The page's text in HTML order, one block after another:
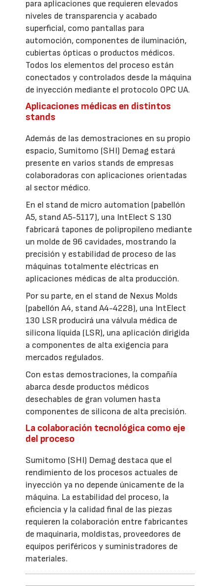
para aplicaciones que requieren elevados
niveles de transparencia y acabado
superficial, como pantallas para
automoción, componentes de iluminación,
cubiertas ópticas o productos médicos.
Todos los elementos del proceso están
conectados y controlados desde la máquina
de inyección mediante el protocolo OPC UA.
Aplicaciones médicas en distintos
stands
Además de las demostraciones en su propio
espacio, Sumitomo (SHI) Demag estará
presente en varios stands de empresas
colaboradoras con aplicaciones orientadas
al sector médico.
En el stand de micro automation (pabellón
A5, stand A5-5117), una IntElect S 130
fabricará tapones de polipropileno mediante
un molde de 96 cavidades, mostrando la
precisión y estabilidad de proceso de las
máquinas totalmente eléctricas en
aplicaciones médicas de alta producción.
Por su parte, en el stand de Nexus Molds
(pabellón A4, stand A4-4228), una IntElect
130 LSR producirá una válvula médica de
silicona líquida (LSR), una aplicación dirigida
a componentes de alta exigencia para
mercados regulados.
Con estas demostraciones, la compañía
abarca desde productos médicos
desechables de gran volumen hasta
componentes de silicona de alta precisión.
La colaboración tecnológica como eje
del proceso
Sumitomo (SHI) Demag destaca que el
rendimiento de los procesos actuales de
inyección ya no depende únicamente de la
máquina. La estabilidad del proceso, la
eficiencia y la calidad final de las piezas
requieren la colaboración entre fabricantes
de maquinaria, moldistas, proveedores de
equipos periféricos y suministradores de
materiales.